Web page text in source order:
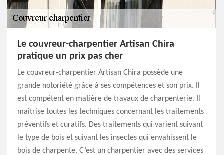
Le couvreur-charpentier Artisan Chira
pratique un prix pas cher
Le couvreur-charpentier Artisan Chira possède une
grande notoriété grâce à ses compétences et son prix. Il
est compétent en matière de travaux de charpenterie. Il
maitrise toutes les techniques concernant les traitements
préventifs et curatifs. Des traitements qui varient suivant
le type de bois et suivant les insectes qui envahissent le
bois de charpente. C’est un charpentier avec des services